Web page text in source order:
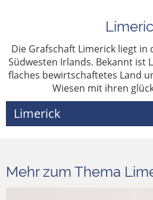
Die Grafschaft Limerick liegt
Südwesten Irlands. Bekannt ist
flaches bewirtschaftetes Land
Wiesen mit ihren
Limerick
Mehr zum Thema